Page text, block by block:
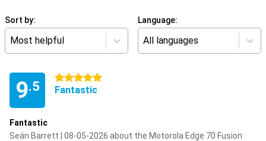
Sort by:
Most helpful
Language:
All languages
9.5
5 stars
Fantastic
Fantastic
Seán Barrett | 08-05-2026 about the Motorola Edge 70 Fusion